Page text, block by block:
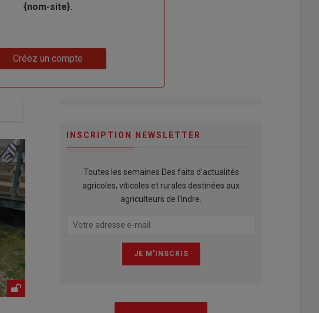
{nom-site}.
Créez un compte
INSCRIPTION NEWSLETTER
Toutes les semaines Des faits d'actualités
agricoles, viticoles et rurales destinées aux
agriculteurs de l'Indre.